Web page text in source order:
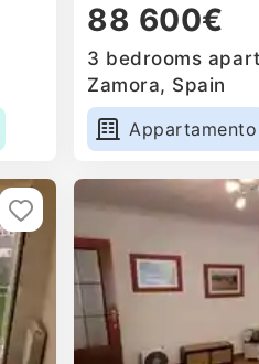
88 600€
3 bedrooms
Zamora, Spain
Appartamento